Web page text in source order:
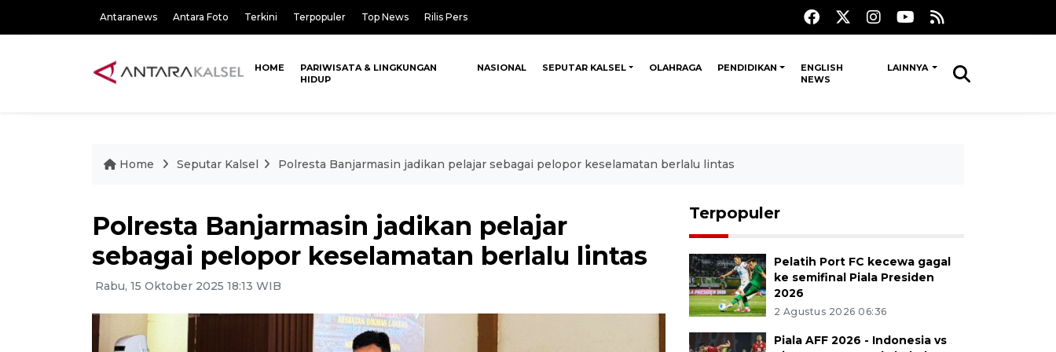
Antaranews Antara Foto Terkini Terpopuler Top News Rilis Pers
HOME
PARIWISATA & LINGKUNGAN
HIDUP
NASIONAL SEPUTAR KALSEL OLAHRAGA PENDIDIKAN
ENGLISH
NEWS
LAINNYA
Home Seputar Kalsel Polresta Banjarmasin jadikan pelajar sebagai pelopor keselamatan berlalu lintas
Polresta Banjarmasin jadikan pelajar
sebagai pelopor keselamatan berlalu lintas
Rabu, 15 Oktober 2025 18:13 WIB
Terpopuler
Pelatih Port FC kecewa gagal
ke semifinal Piala Presiden
2026
2 Agustus 2026 06:36
Piala AFF 2026 - Indonesia vs